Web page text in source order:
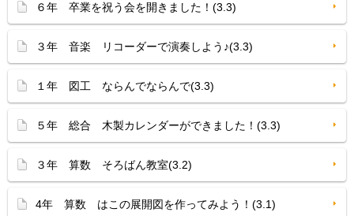
６年 卒業を祝う会を開きました！(3.3)
３年 音楽 リコーダーで演奏しよう♪(3.3)
１年 図工 ならんでならんで(3.3)
５年 総合 木製カレンダーができました！(3.3)
３年 算数 そろばん教室(3.2)
4年 算数 はこの展開図を作ってみよう！(3.1)